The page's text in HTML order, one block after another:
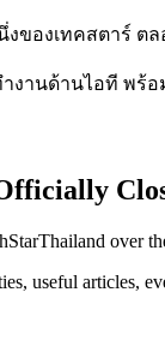
องเทคสตาร์ ตล
านด้านไอที พร้อ
over
useful articles,